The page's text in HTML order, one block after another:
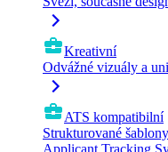
Kreativní
Odvážné vizuály a
ATS kompatibilní
Strukturované
Applicant Tracking